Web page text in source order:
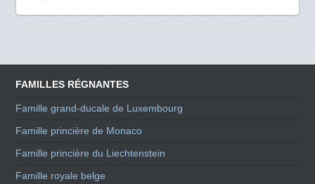
FAMILLES RÉGNANTES
Famille grand-ducale de Luxembourg
Famille princière de Monaco
Famille princière du Liechtenstein
Famille royale belge